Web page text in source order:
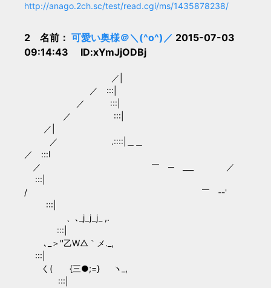
http://anago.2ch.sc/test/read.cgi/ms/1435878238/
2 名前： 可愛い奥様＠＼(^o^)／ 2015-07-03
09:14:43 ID:xYmJjODBj
／|
／ :::|
／ :::|
／ :::|
／|
／ .::::|＿＿
／ :::l
／ ￣ ─ ___ ／
:::|
/ ￣ ‐-'
:::|
、､_j_j_j_ ,.
:::|
､_＞''乙W△｀メ._,
:::|
く( {三●;=} ヽ_,
:::|